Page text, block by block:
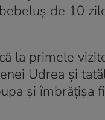
de 10
la primele
Udrea și
și îmbrățișa